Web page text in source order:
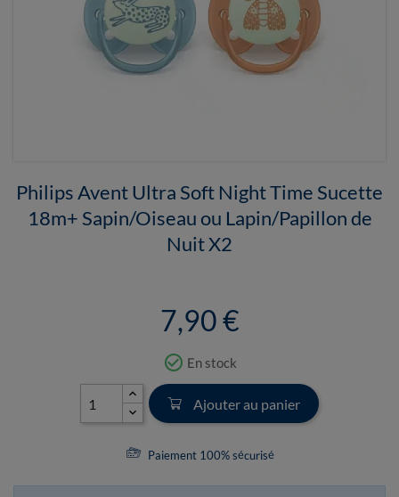
Philips Avent Ultra Soft Night Time Sucette
18m+ Sapin/Oiseau ou Lapin/Papillon de
Nuit X2
7,90 €
check_circle_outline En stock
Ajouter au panier
Paiement 100% sécurisé